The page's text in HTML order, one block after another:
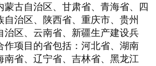
蒙古自治区、甘肃省、青海省、四
自治区、陕西省、重庆市、贵州
治区、云南省、新疆生产建设兵
作项目的省包括：河北省、湖南
南省、辽宁省、吉林省、黑龙江